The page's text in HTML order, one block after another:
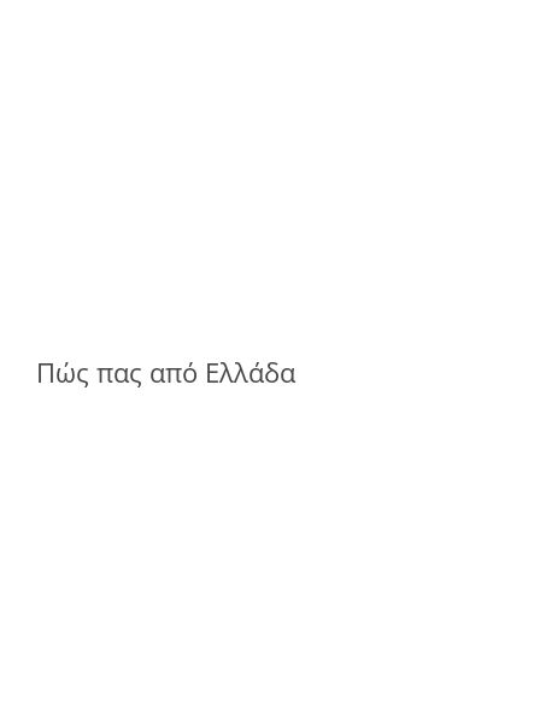
Πώς πας από Ελλάδα